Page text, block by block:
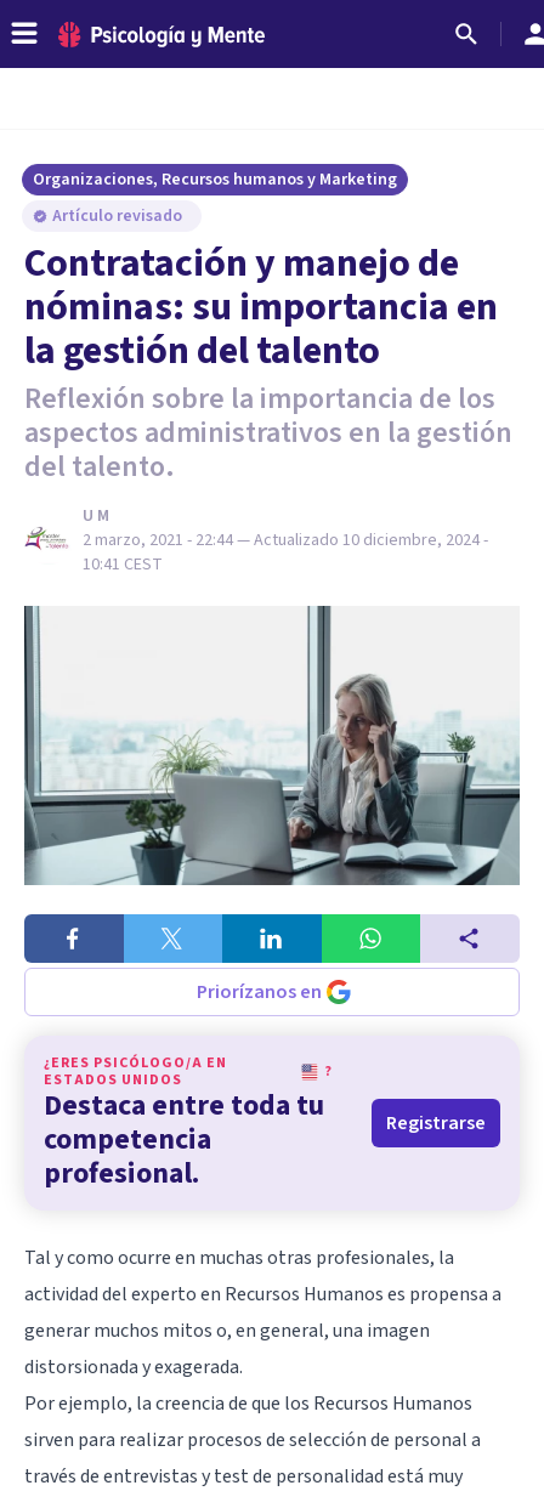
Organizaciones, Recursos humanos y Marketing
Artículo revisado
Contratación y manejo de
nóminas: su importancia en
la gestión del talento
Reflexión sobre la importancia de los
aspectos administrativos en la gestión
del talento.
U M
2 marzo, 2021 - 22:44— Actualizado 10 diciembre, 2024 -
10:41 CEST
Priorízanos en
¿ERES PSICÓLOGO/A EN
ESTADOS UNIDOS
?
Destaca entre toda tu
competencia
profesional.
Registrarse
Tal y como ocurre en muchas otras profesionales, la
actividad del experto en Recursos Humanos es propensa a
generar muchos mitos o, en general, una imagen
distorsionada y exagerada.
Por ejemplo, la creencia de que los Recursos Humanos
sirven para realizar procesos de selección de personal a
través de entrevistas y test de personalidad está muy